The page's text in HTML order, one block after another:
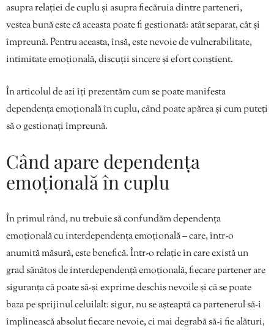
asupra relației de cuplu și asupra fiecăruia dintre parteneri,
vestea bună este că aceasta poate fi gestionată: atât separat, cât și
împreună. Pentru aceasta, însă, este nevoie de vulnerabilitate,
intimitate emoțională, discuții sincere și efort conștient.
În articolul de azi îți prezentăm cum se poate manifesta
dependența emoțională în cuplu, când poate apărea și cum puteți
să o gestionați împreună.
Când apare dependența
emoțională în cuplu
În primul rând, nu trebuie să confundăm dependența
emoțională cu interdependența emoțională – care, într-o
anumită măsură, este benefică. Într-o relație în care există un
grad sănătos de interdependență emoțională, fiecare partener are
siguranța că poate să-și exprime deschis nevoile și că se poate
baza pe sprijinul celuilalt: sigur, nu se așteaptă ca partenerul să-i
împlinească absolut fiecare nevoie, ci mai degrabă să-i fie alături,